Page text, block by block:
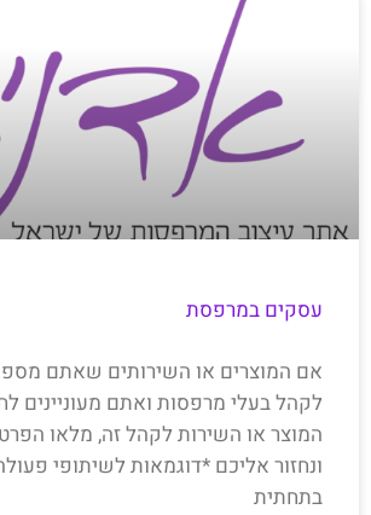
עסקים במרפסת
אם המוצרים או השירותים שאתם
לקהל בעלי מרפסות ואתם מעוניינים
המוצר או השירות לקהל זה, מלאו
ונחזור אליכם *דוגמאות לשיתופי פעולה
בתחתית